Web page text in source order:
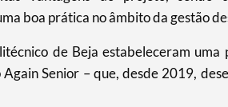
boa prática no âmbito da gestão
de Beja estabeleceram uma
Senior – que, desde 2019,